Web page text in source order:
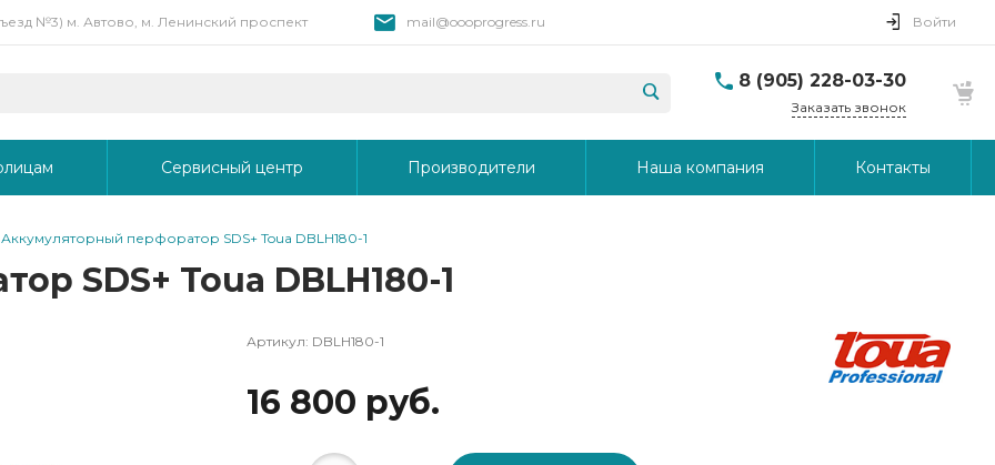
№3) м. Автово, м. Ленинский проспект mail@oooprogress.ru Войти
8 (905) 228-03-30
Заказать звонок
Сервисный центр Производители Наша компания Контакты
Аккумуляторный перфоратор SDS+ Toua DBLH180-1
SDS+ Toua DBLH180-1
Артикул: DBLH180-1
16 800 руб.